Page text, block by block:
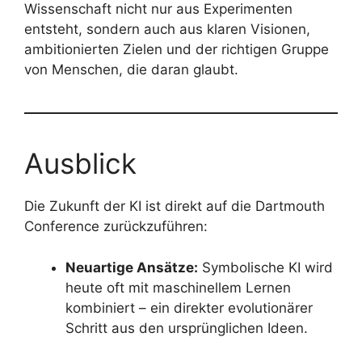
Wissenschaft nicht nur aus Experimenten
entsteht, sondern auch aus klaren Visionen,
ambitionierten Zielen und der richtigen Gruppe
von Menschen, die daran glaubt.
Ausblick
Die Zukunft der KI ist direkt auf die Dartmouth
Conference zurückzuführen:
Neuartige Ansätze: Symbolische KI wird
heute oft mit maschinellem Lernen
kombiniert – ein direkter evolutionärer
Schritt aus den ursprünglichen Ideen.